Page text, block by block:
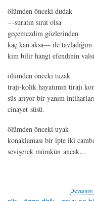
ölümden önceki dudak
—suratın sırat olsa
geçemezdim gözlerinden
kaç kan aksa— ile tavladığım
kim bilir hangi efendinin
ölümden önceki tuzak
traji-kolik hayatımın tirajı
süs arıyor bir yanım
cinayet süsü.
ölümden önceki uyak
konaklaması bir ipte iki
sevişerek mümkün ancak…
fakir
uyak